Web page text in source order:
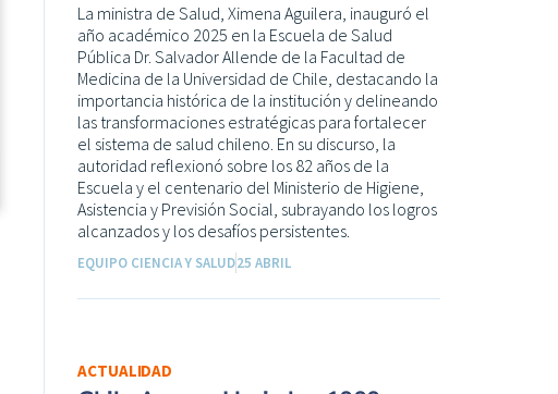
La ministra de Salud, Ximena Aguilera, inauguró el
año académico 2025 en la Escuela de Salud
Pública Dr. Salvador Allende de la Facultad de
Medicina de la Universidad de Chile, destacando la
importancia histórica de la institución y delineando
las transformaciones estratégicas para fortalecer
el sistema de salud chileno. En su discurso, la
autoridad reflexionó sobre los 82 años de la
Escuela y el centenario del Ministerio de Higiene,
Asistencia y Previsión Social, subrayando los logros
alcanzados y los desafíos persistentes.
EQUIPO CIENCIA Y SALUD25 ABRIL
ACTUALIDAD